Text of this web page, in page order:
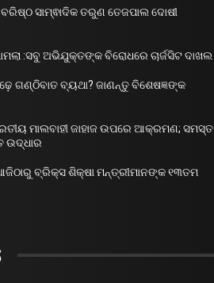
ବରିଷ୍ଠ ସାମ୍ଵାଦିକ ତରୁଣ ତେଜପାଲ ଦୋଷୀ
:ସବୁ ଅଭିଯୁକ୍ତଙ୍କ ବିରୋଧରେ ଚାର୍ଜସିଟ ଦାଖଲ
ଗଣ୍ଠିବାତ ବ୍ୟଥା? ଜାଣନ୍ତୁ ବିଶେଷଜ୍ଞଙ୍କ
ମାଲବାହୀ ଜାହାଜ ଉପରେ ଆକ୍ରମଣ; ସମସ୍ତ
ଉଦ୍ଧାର
ବ୍ରିକ୍ସ ଶିକ୍ଷା ମନ୍ତ୍ରୀମାନଙ୍କ ୧୩ତମ